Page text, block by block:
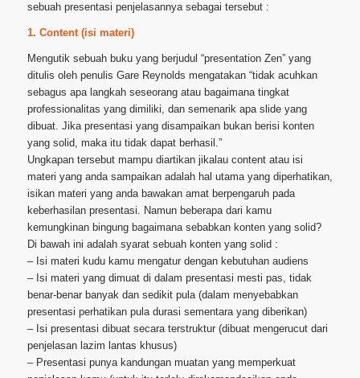
sebuah presentasi penjelasannya sebagai tersebut :
1. Content (isi materi)
Mengutik sebuah buku yang berjudul “presentation Zen” yang
ditulis oleh penulis Gare Reynolds mengatakan “tidak acuhkan
sebagus apa langkah seseorang atau bagaimana tingkat
professionalitas yang dimiliki, dan semenarik apa slide yang
dibuat. Jika presentasi yang disampaikan bukan berisi konten
yang solid, maka itu tidak dapat berhasil.”
Ungkapan tersebut mampu diartikan jikalau content atau isi
materi yang anda sampaikan adalah hal utama yang diperhatikan,
isikan materi yang anda bawakan amat berpengaruh pada
keberhasilan presentasi. Namun beberapa dari kamu
kemungkinan bingung bagaimana sebabkan konten yang solid?
Di bawah ini adalah syarat sebuah konten yang solid :
– Isi materi kudu kamu mengatur dengan kebutuhan audiens
– Isi materi yang dimuat di dalam presentasi mesti pas, tidak
benar-benar banyak dan sedikit pula (dalam menyebabkan
presentasi perhatikan pula durasi sementara yang diberikan)
– Isi presentasi dibuat secara terstruktur (dibuat mengerucut dari
penjelasan lazim lantas khusus)
– Presentasi punya kandungan muatan yang memperkuat